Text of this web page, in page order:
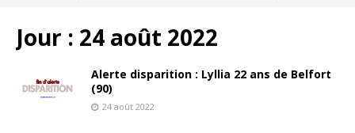
Jour : 24 août 2022
Alerte disparition : Lyllia 22 ans de Belfort
(90)
24 août 2022